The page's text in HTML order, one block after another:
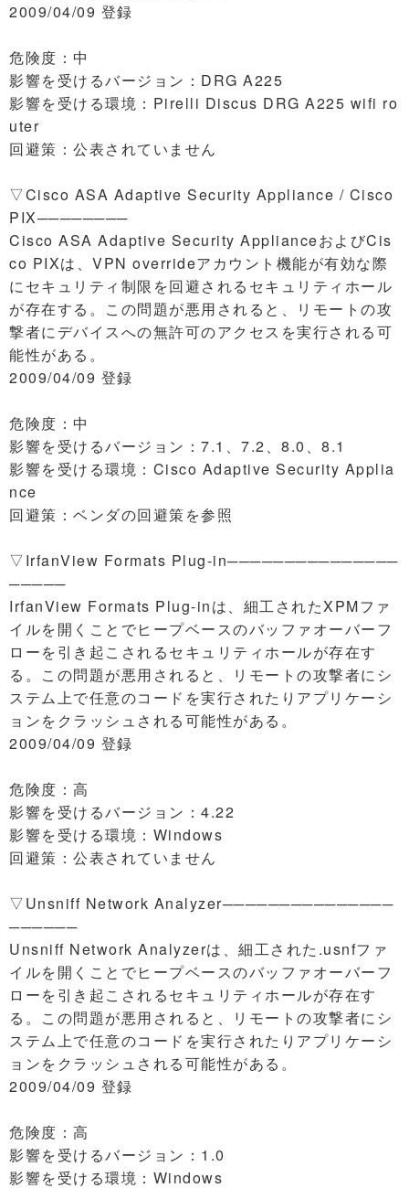
2009/04/09 登録
危険度：中
影響を受けるバージョン：DRG A225
影響を受ける環境：Pirelli Discus DRG A225 wifi ro
uter
回避策：公表されていません
▽Cisco ASA Adaptive Security Appliance / Cisco
PIX────────
Cisco ASA Adaptive Security ApplianceおよびCis
co PIXは、VPN overrideアカウント機能が有効な際
にセキュリティ制限を回避されるセキュリティホール
が存在する。この問題が悪用されると、リモートの攻
撃者にデバイスへの無許可のアクセスを実行される可
能性がある。
2009/04/09 登録
危険度：中
影響を受けるバージョン：7.1、7.2、8.0、8.1
影響を受ける環境：Cisco Adaptive Security Applia
nce
回避策：ベンダの回避策を参照
▽IrfanView Formats Plug-in───────────────
─────
IrfanView Formats Plug-inは、細工されたXPMファ
イルを開くことでヒープベースのバッファオーバーフ
ローを引き起こされるセキュリティホールが存在す
る。この問題が悪用されると、リモートの攻撃者にシ
ステム上で任意のコードを実行されたりアプリケーシ
ョンをクラッシュされる可能性がある。
2009/04/09 登録
危険度：高
影響を受けるバージョン：4.22
影響を受ける環境：Windows
回避策：公表されていません
▽Unsniff Network Analyzer───────────────
──────
Unsniff Network Analyzerは、細工された.usnfファ
イルを開くことでヒープベースのバッファオーバーフ
ローを引き起こされるセキュリティホールが存在す
る。この問題が悪用されると、リモートの攻撃者にシ
ステム上で任意のコードを実行されたりアプリケーシ
ョンをクラッシュされる可能性がある。
2009/04/09 登録
危険度：高
影響を受けるバージョン：1.0
影響を受ける環境：Windows